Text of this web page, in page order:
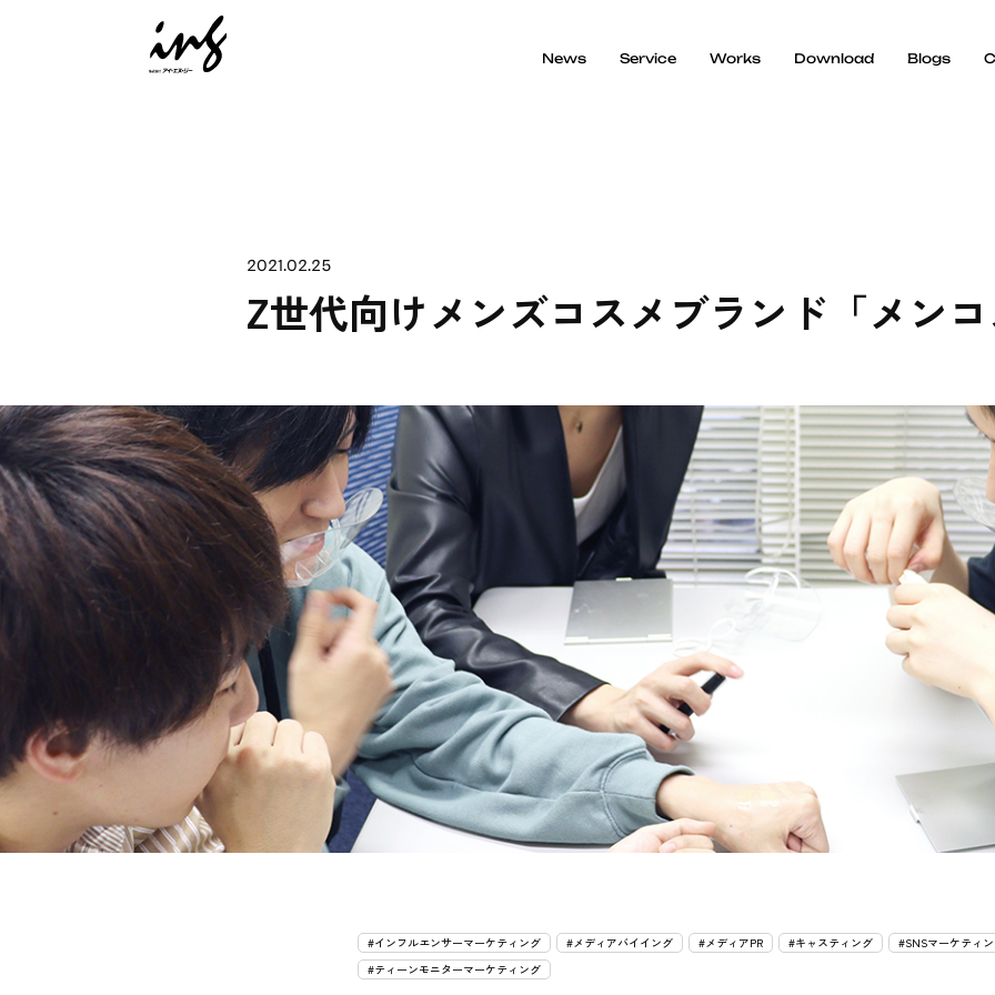
News Service Works Download Blogs
2021.02.25
Z世代向けメンズコスメブランド「メン
#インフルエンサーマーケティング #メディアバイイング #メディアPR #キャスティング
#SNSマーケティ
#ティーンモニターマーケティング